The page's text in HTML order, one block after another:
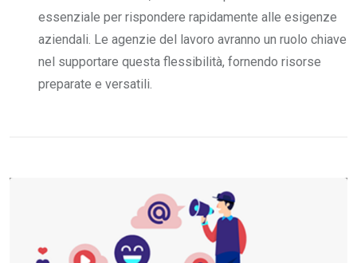
essenziale per rispondere rapidamente alle esigenze
aziendali. Le agenzie del lavoro avranno un ruolo chiave
nel supportare questa flessibilità, fornendo risorse
preparate e versatili.